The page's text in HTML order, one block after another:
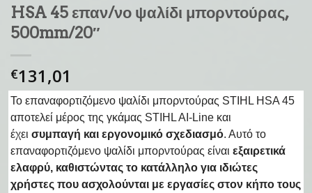
HSA 45 επαν/νο ψαλίδι μπορντούρας,
500mm/20″
€131,01
Το επαναφορτιζόμενο ψαλίδι μπορντούρας STIHL HSA 45
αποτελεί μέρος της γκάμας STIHL AI-Line και
έχει συμπαγή και εργονομικό σχεδιασμό. Αυτό το
επαναφορτιζόμενο ψαλίδι μπορντούρας είναι εξαιρετικά
ελαφρύ, καθιστώντας το κατάλληλο για ιδιώτες
χρήστες που ασχολούνται με εργασίες στον κήπο τους